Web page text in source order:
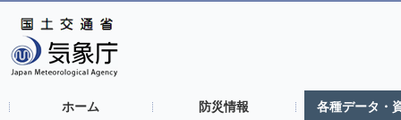
ホーム 防災情報 各種データ・